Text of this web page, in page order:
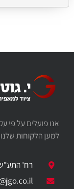
אנו פועלים על פי
למען הלקוחות
רח' התע"ש 24/25, כ"ס